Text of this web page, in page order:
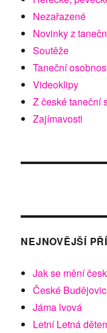
Nezařazené
Novinky z
Soutěže
Taneční
Videoklipy
Z české taneční
Zajímavosti
NEJNOVĚJŠÍ
Jak se mění
České
Jáma lvová
Letní Letná